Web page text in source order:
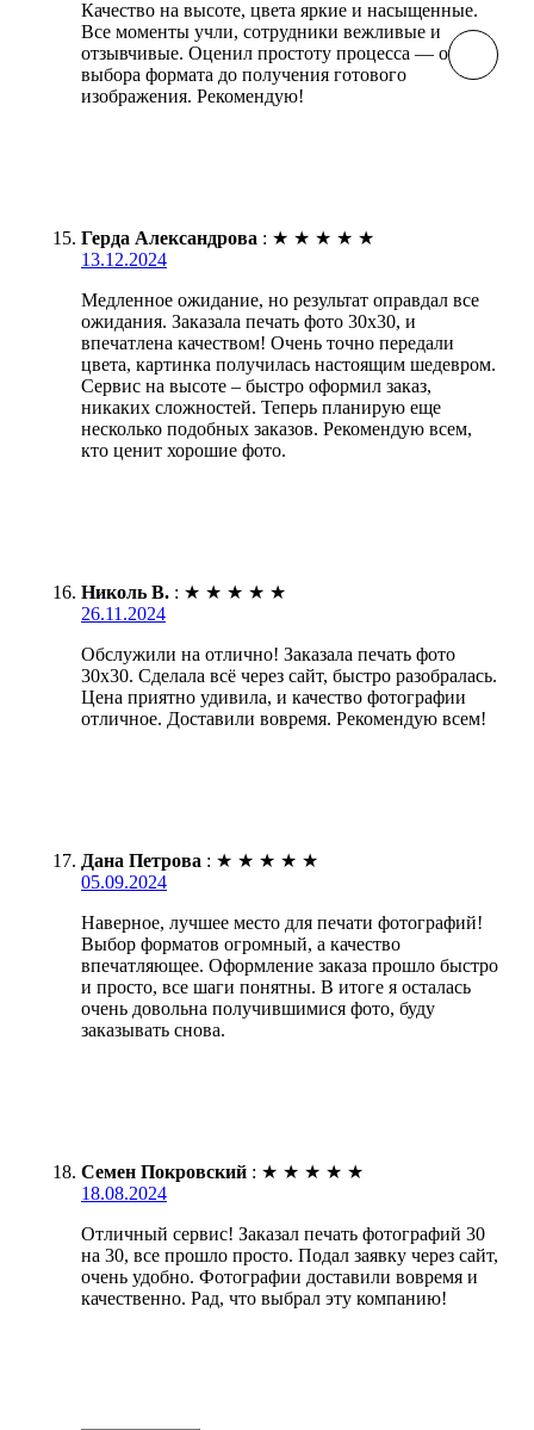
Качество на высоте, цвета яркие и насыщенные.
Все моменты учли, сотрудники вежливые и
отзывчивые. Оценил простоту процесса — от
выбора формата до получения готового
изображения. Рекомендую!
Герда Александрова : ★ ★ ★ ★ ★
13.12.2024
Медленное ожидание, но результат оправдал все
ожидания. Заказала печать фото 30х30, и
впечатлена качеством! Очень точно передали
цвета, картинка получилась настоящим шедевром.
Сервис на высоте – быстро оформил заказ,
никаких сложностей. Теперь планирую еще
несколько подобных заказов. Рекомендую всем,
кто ценит хорошие фото.
Николь В. : ★ ★ ★ ★ ★
26.11.2024
Обслужили на отлично! Заказала печать фото
30х30. Сделала всё через сайт, быстро разобралась.
Цена приятно удивила, и качество фотографии
отличное. Доставили вовремя. Рекомендую всем!
Дана Петрова : ★ ★ ★ ★ ★
05.09.2024
Наверное, лучшее место для печати фотографий!
Выбор форматов огромный, а качество
впечатляющее. Оформление заказа прошло быстро
и просто, все шаги понятны. В итоге я осталась
очень довольна получившимися фото, буду
заказывать снова.
Семен Покровский : ★ ★ ★ ★ ★
18.08.2024
Отличный сервис! Заказал печать фотографий 30
на 30, все прошло просто. Подал заявку через сайт,
очень удобно. Фотографии доставили вовремя и
качественно. Рад, что выбрал эту компанию!